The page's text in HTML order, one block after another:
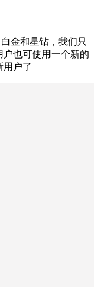
金和星钻，我们只
也可使用一个新的
用户了